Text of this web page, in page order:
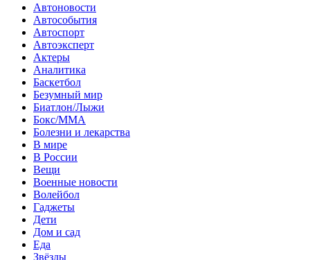
Автоновости
Автособытия
Автоспорт
Автоэксперт
Актеры
Аналитика
Баскетбол
Безумный мир
Биатлон/Лыжи
Бокс/MMA
Болезни и лекарства
В мире
В России
Вещи
Военные новости
Волейбол
Гаджеты
Дети
Дом и сад
Еда
Звёзды